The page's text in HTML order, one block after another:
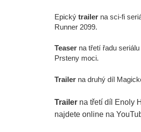
Epický trailer na sci-fi
Runner 2099.
Teaser na třetí řadu
Prsteny moci.
Trailer na druhý díl
Trailer na třetí díl Enoly
najdete online na